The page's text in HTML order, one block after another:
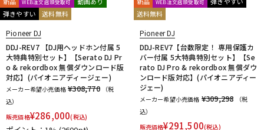
WEB注文店頭受取可
弾きやすい
送料無料
Pioneer DJ
DDJ-REV7 【DJ用ヘッドホン付属 5
大特典特別セット】【Serato DJ Pr
o & rekordbox 無償ダウンロード版
対応】(パイオニアディージェー)
メーカー希望小売価格 ¥308,770
（税
込）
販売価格¥286,000(税込)
WEB注文店頭受取可
送料無料
Pioneer DJ
DDJ-REV7【台数限定！ 専用保護カ
バー付属 5大特典特別セット】【Se
rato DJ Pro & rekordbox 無償ダウ
ンロード版対応】(パイオニアディー
ジェー)
メーカー希望小売価格 ¥309,298
（税
込）
販売価格¥291,500(税込)